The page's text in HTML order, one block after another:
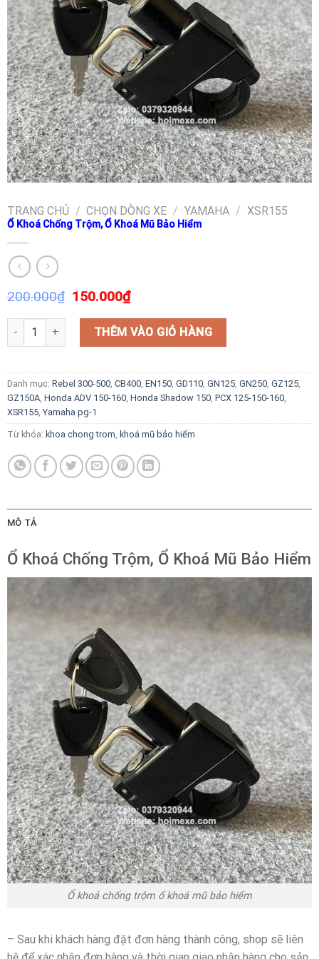
TRANG CHỦ / CHỌN DÒNG XE / YAMAHA / XSR155
Ổ Khoá Chống Trộm, Ổ Khoá Mũ Bảo Hiểm
200.000₫ 150.000₫
Ổ Khoá Chống Trộm, Ổ Khoá Mũ Bảo Hiểm số lượng
THÊM VÀO GIỎ HÀNG
Danh mục: Rebel 300-500, CB400, EN150, GD110, GN125, GN250, GZ125,
GZ150A, Honda ADV 150-160, Honda Shadow 150, PCX 125-150-160,
XSR155, Yamaha pg-1
Từ khóa: khoa chong trom, khoá mũ bảo hiểm
MÔ TẢ
Ổ Khoá Chống Trộm, Ổ Khoá Mũ Bảo Hiểm
Ổ khoá chống trộm ổ khoá mũ bảo hiểm
– Sau khi khách hàng đặt đơn hàng thành công, shop sẽ liên